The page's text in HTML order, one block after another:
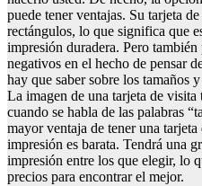
puede tener ventajas. Su tarjeta
rectángulos, lo que significa que
impresión duradera. Pero
negativos en el hecho de pensar
hay que saber sobre los tamaños
La imagen de una tarjeta de
cuando se habla de las palabras
mayor ventaja de tener una
impresión es barata. Tendrá una
impresión entre los que elegir, lo
precios para encontrar el mejor.